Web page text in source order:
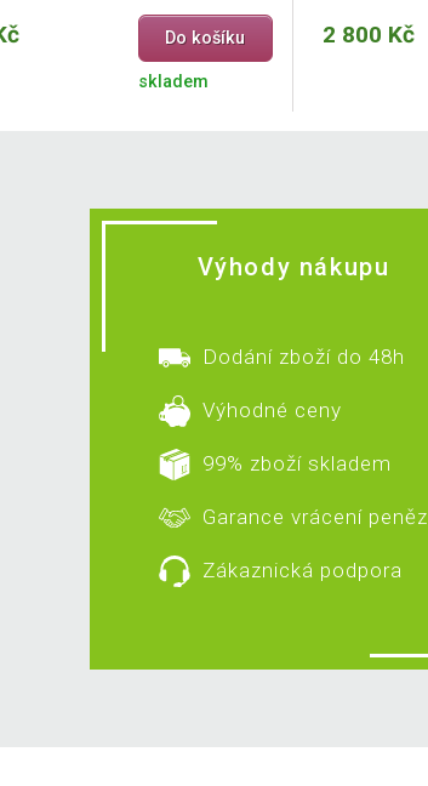
Do košíku
skladem
2 800 Kč
Výhody nákupu
Dodání zboží do 48h
Výhodné ceny
99% zboží skladem
Garance vrácení peněz
Zákaznická podpora